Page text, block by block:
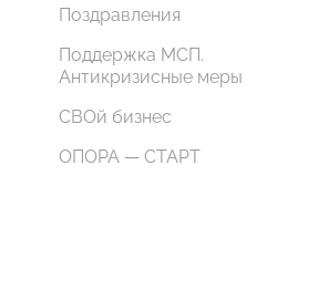
Поздравления
Поддержка МСП.
Антикризисные меры
СВОй бизнес
ОПОРА — СТАРТ